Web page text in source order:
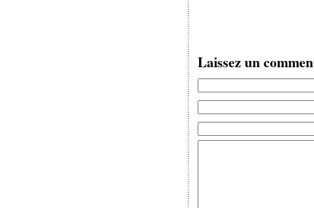
Laissez un